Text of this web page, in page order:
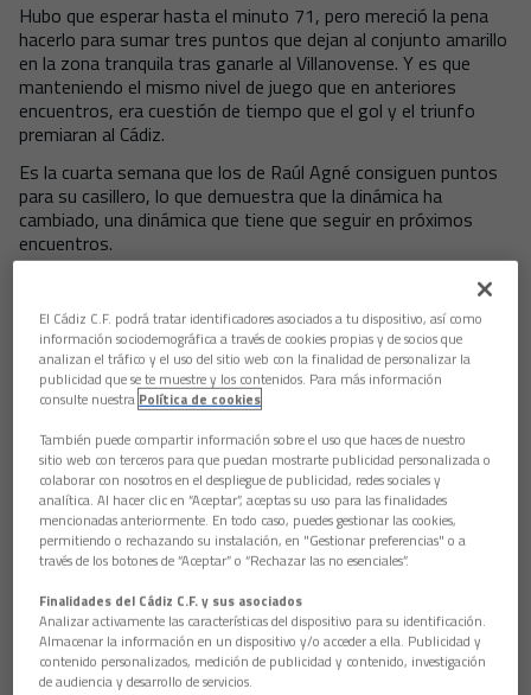
Hubo que esperar hasta el minuto 71, pero mereció la pena
hacerlo para sumar tres puntos que dejan al conjunto amarillo
en la zona tranquila tras ganarle al Villanovense. Y es que
manteniendo el mismo nivel de juego que en anteriores
encuentros, era cuestión de tiempo que el gol y el triunfo
premiaran al Cádiz.
Es la cuarta semana que los de Raúl Agné consiguen puntos
para su casillero, lo que demuestra que la dinámica ha
cambiado, una dinámica que tiene que seguir en próximos
encuentros.
Fue el conjunto amarillo el que comenzó dominando en los
compases iniciales. Llevó la voz cantante y el peso del
partido, acercándose poco a poco al área defendida por Javi
Muñoz, aunque sin fortuna.
El cuadro visitante, en cambio, dejaba la pelota a los amarillos
e intentaba aprovechar los contragolpes para sorprender a
Aulestia, aunque no con demasiado peligro.
Moke y Fall efectuaron disparos desde demasiado lejos, al
igual que Granell. El lanzamiento de este último fue más
envenenado, pero acabó en la grada de Fondo Norte. La
respuesta del Villanovense estuvo en las botas de Willy, en un
tiro flojo que cruzó demasiado.
Pero si hay una jugada que pudo desnivelar el encuentro esa
llegó en el minuto 27. Villar corrió por el carril derecho, centró
y el balón se paseó por el área, cayéndole finalmente en la
El Cádiz C.F. podrá tratar identificadores asociados a tu dispositivo, así como
información sociodemográfica a través de cookies propias y de socios que
analizan el tráfico y el uso del sitio web con la finalidad de personalizar la
publicidad que se te muestre y los contenidos. Para más información
consulte nuestra Política de cookies
También puede compartir información sobre el uso que haces de nuestro
sitio web con terceros para que puedan mostrarte publicidad personalizada o
colaborar con nosotros en el despliegue de publicidad, redes sociales y
analítica. Al hacer clic en “Aceptar”, aceptas su uso para las finalidades
mencionadas anteriormente. En todo caso, puedes gestionar las cookies,
permitiendo o rechazando su instalación, en "Gestionar preferencias" o a
través de los botones de “Aceptar” o “Rechazar las no esenciales”.
Finalidades del Cádiz C.F. y sus asociados
Analizar activamente las características del dispositivo para su identificación.
Almacenar la información en un dispositivo y/o acceder a ella. Publicidad y
contenido personalizados, medición de publicidad y contenido, investigación
de audiencia y desarrollo de servicios.